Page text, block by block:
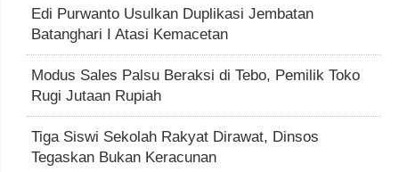
Edi Purwanto Usulkan Duplikasi Jembatan
Batanghari I Atasi Kemacetan
Modus Sales Palsu Beraksi di Tebo, Pemilik Toko
Rugi Jutaan Rupiah
Tiga Siswi Sekolah Rakyat Dirawat, Dinsos
Tegaskan Bukan Keracunan